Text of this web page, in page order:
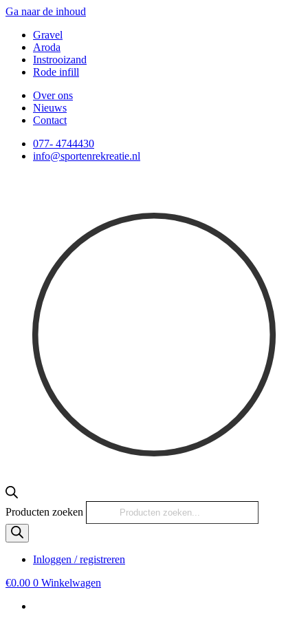
Ga naar de inhoud
Gravel
Aroda
Instrooizand
Rode infill
Over ons
Nieuws
Contact
077- 4744430
info@sportenrekreatie.nl
Producten zoeken
Inloggen / registreren
€0.00 0 Winkelwagen